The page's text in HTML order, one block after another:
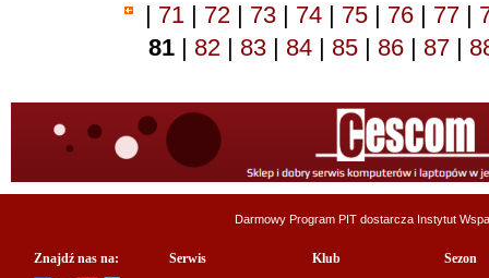
| 71 | 72 | 73 | 74 | 75 | 76 | 77 |
81 | 82 | 83 | 84 | 85 | 86 | 87 |
Darmowy Program PIT dostarcza Instytut
Znajdź nas na: Serwis Klub Sezon